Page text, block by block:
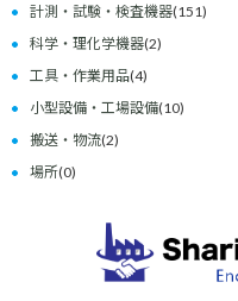
計測・試験・検査機器(151)
科学・理化学機器(2)
工具・作業用品(4)
小型設備・工場設備(10)
搬送・物流(2)
場所(0)